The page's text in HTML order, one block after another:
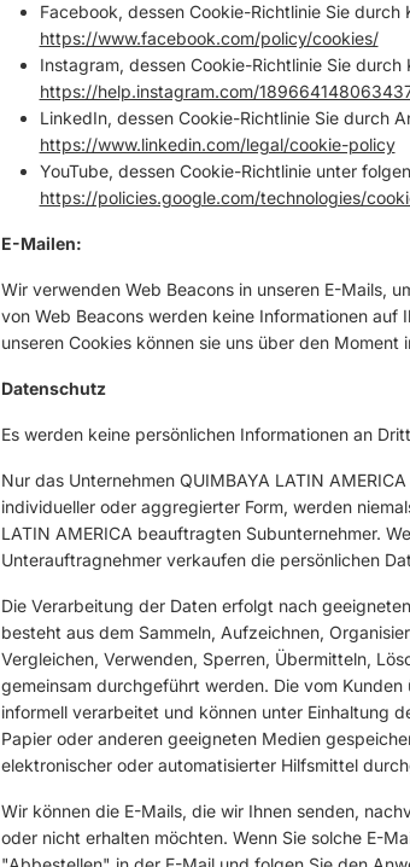
Facebook, dessen Cookie-Richtlinie Sie
https://www.facebook.com/policy/cookies/
Instagram, dessen Cookie-Richtlinie Sie
https://help.instagram.com/
LinkedIn, dessen Cookie-Richtlinie Sie durch
https://www.linkedin.com/legal/cookie-policy
YouTube, dessen Cookie-Richtlinie unter
https://policies.google.com/technologies/
E-Mailen:
Wir verwenden Web Beacons in unseren E-Mails,
von Web Beacons werden keine Informationen
unseren Cookies können sie uns über den
Datenschutz
Es werden keine persönlichen Informationen an
Nur das Unternehmen QUIMBAYA LATIN
individueller oder aggregierter Form, werden
LATIN AMERICA beauftragten Subunternehmer.
Unterauftragnehmer verkaufen die persönlichen
Die Verarbeitung der Daten erfolgt nach
besteht aus dem Sammeln, Aufzeichnen,
Vergleichen, Verwenden, Sperren, Übermitteln,
gemeinsam durchgeführt werden. Die vom
informell verarbeitet und können unter Einhaltung
Papier oder anderen geeigneten Medien
elektronischer oder automatisierter Hilfsmittel
Wir können die E-Mails, die wir Ihnen senden,
oder nicht erhalten möchten. Wenn Sie solche E-